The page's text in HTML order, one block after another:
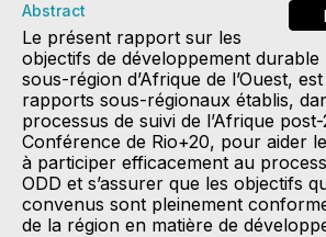
Abstract
Le présent rapport sur les
objectifs de développement
sous-région d’Afrique de l’Ouest,
rapports sous-régionaux établis,
processus de suivi de l’Afrique
Conférence de Rio+20, pour aider
à participer efficacement au
ODD et s’assurer que les objectifs
convenus sont pleinement
de la région en matière de